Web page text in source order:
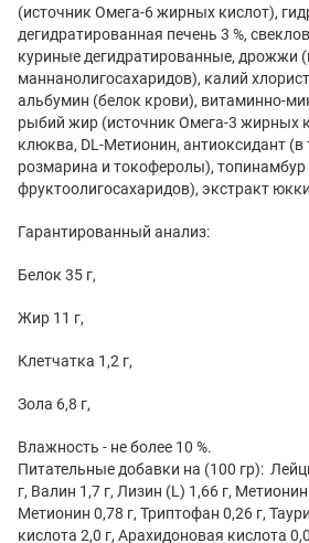
(источник Омега-6 жирных кислот),
дегидратированная печень 3 %,
куриные дегидратированные, дрожжи
маннанолигосахаридов), калий
альбумин (белок крови), витаминно-
рыбий жир (источник Омега-3 жирных
клюква, DL-Метионин, антиоксидант (в
розмарина и токоферолы), топинамбур
фруктоолигосахаридов), экстракт
Гарантированный анализ:
Белок 35 г,
Жир 11 г,
Клетчатка 1,2 г,
Зола 6,8 г,
Влажность - не более 10 %.
Питательные добавки на (100 гр):
г, Валин 1,7 г, Лизин (L) 1,66 г, Метионин
Метионин 0,78 г, Триптофан 0,26 г,
кислота 2,0 г, Арахидоновая кислота